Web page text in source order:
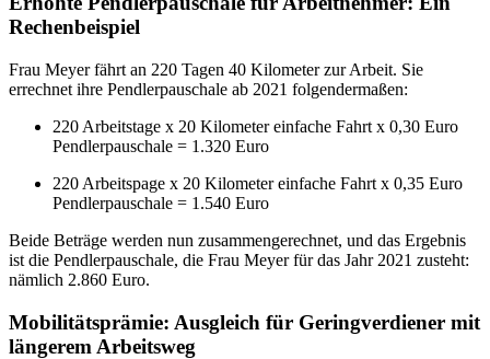
Rechenbeispiel
Frau Meyer fährt an 220 Tagen 40 Kilometer zur Arbeit. Sie
errechnet ihre Pendlerpauschale ab 2021 folgendermaßen:
220 Arbeitstage x 20 Kilometer einfache Fahrt x 0,30 Euro
Pendlerpauschale = 1.320 Euro
220 Arbeitspage x 20 Kilometer einfache Fahrt x 0,35 Euro
Pendlerpauschale = 1.540 Euro
Beide Beträge werden nun zusammengerechnet, und das Ergebnis
ist die Pendlerpauschale, die Frau Meyer für das Jahr 2021 zusteht:
nämlich 2.860 Euro.
Mobilitätsprämie: Ausgleich für Geringverdiener mit
längerem Arbeitsweg